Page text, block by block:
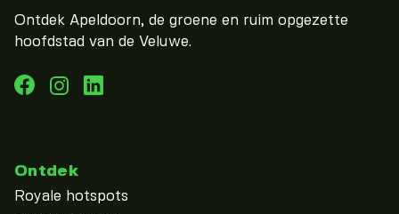
Ontdek Apeldoorn, de groene en ruim opgezette
hoofdstad van de Veluwe.
Ontdek
Royale hotspots